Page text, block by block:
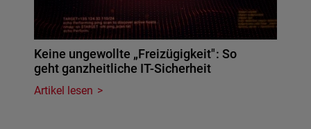
Keine ungewollte „Freizügigkeit": So
geht ganzheitliche IT-Sicherheit
Artikel lesen